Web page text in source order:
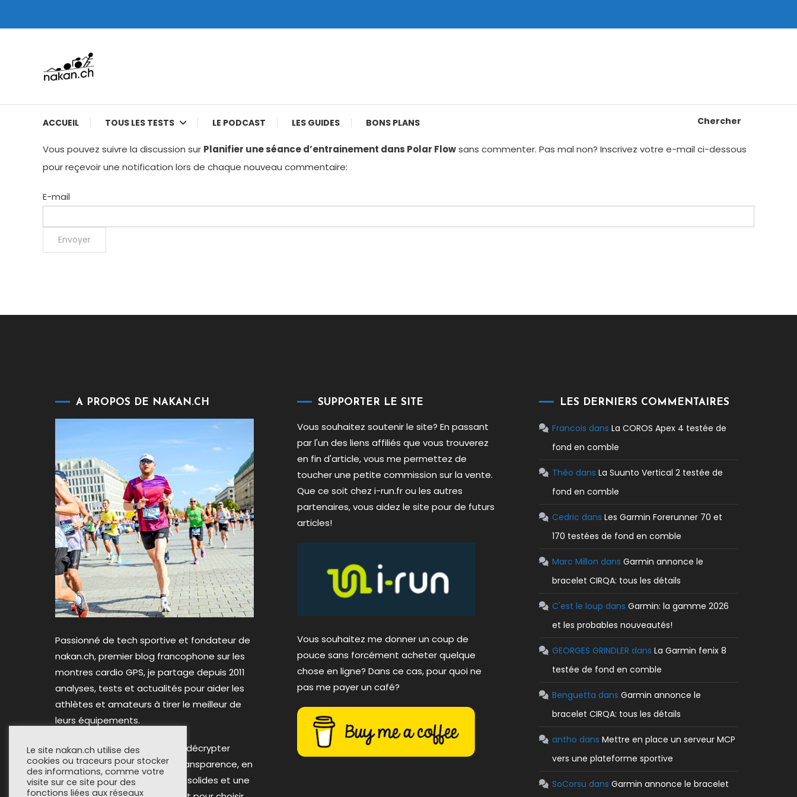
ACCUEIL TOUS LES TESTS LE PODCAST LES GUIDES BONS PLANS Chercher
Vous pouvez suivre la discussion sur Planifier une séance d’entrainement dans Polar Flowsans commenter. Pas mal non? Inscrivez votre e-mail ci-dessous
pour reçevoir une notification lors de chaque nouveau commentaire:
E-mail
A PROPOS DE NAKAN.CH
Passionné de tech sportive et fondateur de
nakan.ch, premier blog francophone sur les
montres cardio GPS, je partage depuis 2011
analyses, tests et actualités pour aider les
athlètes et amateurs à tirer le meilleur de
leurs équipements.
Mon objectif reste inchangé : décrypter
l’innovation avec rigueur et transparence, en
m’appuyant sur des données solides et une
SUPPORTER LE SITE
Vous souhaitez soutenir le site? En passant
par l'un des liens affiliés que vous trouverez
en fin d'article, vous me permettez de
toucher une petite commission sur la vente.
Que ce soit chez i-run.fr ou les autres
partenaires, vous aidez le site pour de futurs
articles!
Vous souhaitez me donner un coup de
pouce sans forcément acheter quelque
chose en ligne? Dans ce cas, pour quoi ne
pas me payer un café?
LES DERNIERS COMMENTAIRES
Francois dans La COROS Apex 4 testée de
fond en comble
Théo dans La Suunto Vertical 2 testée de
fond en comble
Cedric dans Les Garmin Forerunner 70 et
170 testées de fond en comble
Marc Millon dans Garmin annonce le
bracelet CIRQA: tous les détails
C'est le loup dans Garmin: la gamme 2026
et les probables nouveautés!
GEORGES GRINDLER dans La Garmin fenix 8
testée de fond en comble
Benguetta dans Garmin annonce le
bracelet CIRQA: tous les détails
antho dans Mettre en place un serveur MCP
vers une plateforme sportive
SoCorsu dans Garmin annonce le bracelet
Le site nakan.ch utilise des
cookies ou traceurs pour stocker
des informations, comme votre
visite sur ce site pour des
fonctions liées aux réseaux